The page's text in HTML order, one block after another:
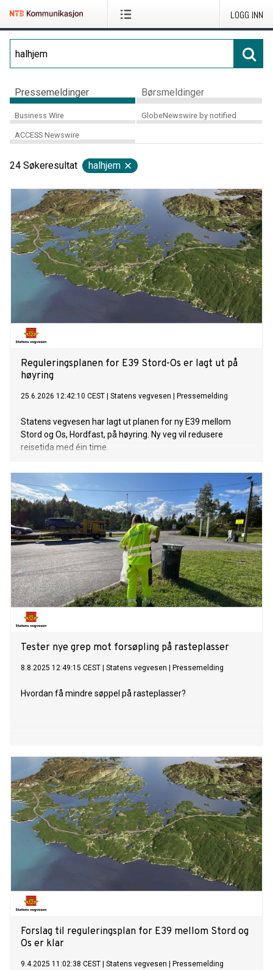
LOGG INN
Pressemeldinger Børsmeldinger
Business Wire GlobeNewswire by notified
ACCESS Newswire
24 Søkeresultat halhjem
Reguleringsplanen for E39 Stord-Os er lagt ut på
høyring
25.6.2026 12:42:10 CEST Statens vegvesen Pressemelding
Statens vegvesen har lagt ut planen for ny E39 mellom
Stord og Os, Hordfast, på høyring. Ny veg vil redusere
reisetida med éin time.
Tester nye grep mot forsøpling på rasteplasser
8.8.2025 12:49:15 CEST Statens vegvesen Pressemelding
Hvordan få mindre søppel på rasteplasser?
Forslag til reguleringsplan for E39 mellom Stord og
Os er klar
9.4.2025 11:02:38 CEST Statens vegvesen Pressemelding